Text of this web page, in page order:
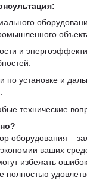
и
по установке и
технические
оборудования –
экономии ваших
избежать
полностью